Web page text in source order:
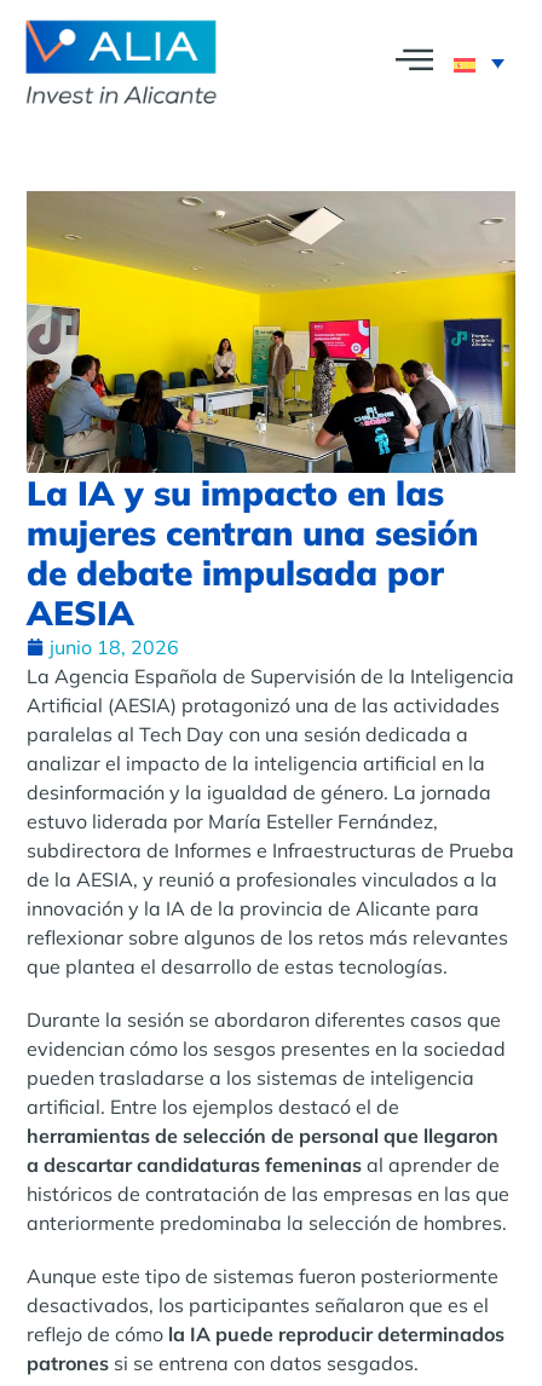
La IA y su impacto en las
mujeres centran una sesión
de debate impulsada por
AESIA
junio 18, 2026
La Agencia Española de Supervisión de la Inteligencia
Artificial (AESIA) protagonizó una de las actividades
paralelas al Tech Day con una sesión dedicada a
analizar el impacto de la inteligencia artificial en la
desinformación y la igualdad de género. La jornada
estuvo liderada por María Esteller Fernández,
subdirectora de Informes e Infraestructuras de Prueba
de la AESIA, y reunió a profesionales vinculados a la
innovación y la IA de la provincia de Alicante para
reflexionar sobre algunos de los retos más relevantes
que plantea el desarrollo de estas tecnologías.
Durante la sesión se abordaron diferentes casos que
evidencian cómo los sesgos presentes en la sociedad
pueden trasladarse a los sistemas de inteligencia
artificial. Entre los ejemplos destacó el de
herramientas de selección de personal que llegaron
a descartar candidaturas femeninasal aprender de
históricos de contratación de las empresas en las que
anteriormente predominaba la selección de hombres.
Aunque este tipo de sistemas fueron posteriormente
desactivados, los participantes señalaron que es el
reflejo de cómo la IA puede reproducir determinados
patrones si se entrena con datos sesgados.